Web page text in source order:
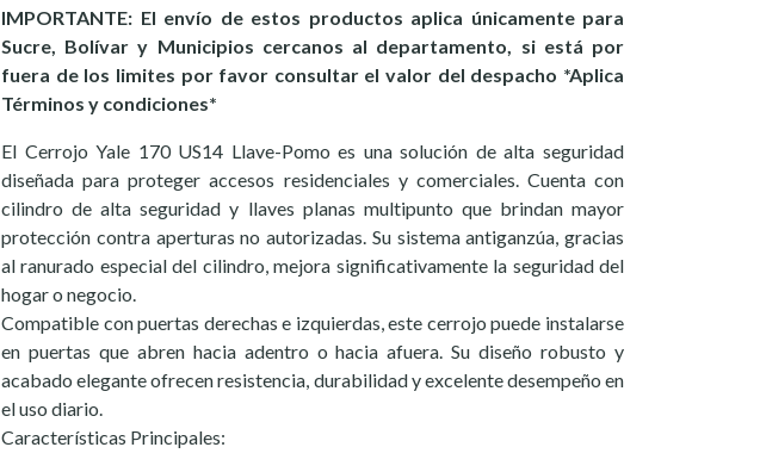
IMPORTANTE: El envío de estos productos aplica únicamente para
Sucre, Bolívar y Municipios cercanos al departamento, si está por
fuera de los limites por favor consultar el valor del despacho *Aplica
Términos y condiciones*
El Cerrojo Yale 170 US14 Llave-Pomo es una solución de alta seguridad
diseñada para proteger accesos residenciales y comerciales. Cuenta con
cilindro de alta seguridad y llaves planas multipunto que brindan mayor
protección contra aperturas no autorizadas. Su sistema antiganzúa, gracias
al ranurado especial del cilindro, mejora significativamente la seguridad del
hogar o negocio.
Compatible con puertas derechas e izquierdas, este cerrojo puede instalarse
en puertas que abren hacia adentro o hacia afuera. Su diseño robusto y
acabado elegante ofrecen resistencia, durabilidad y excelente desempeño en
el uso diario.
Características Principales: